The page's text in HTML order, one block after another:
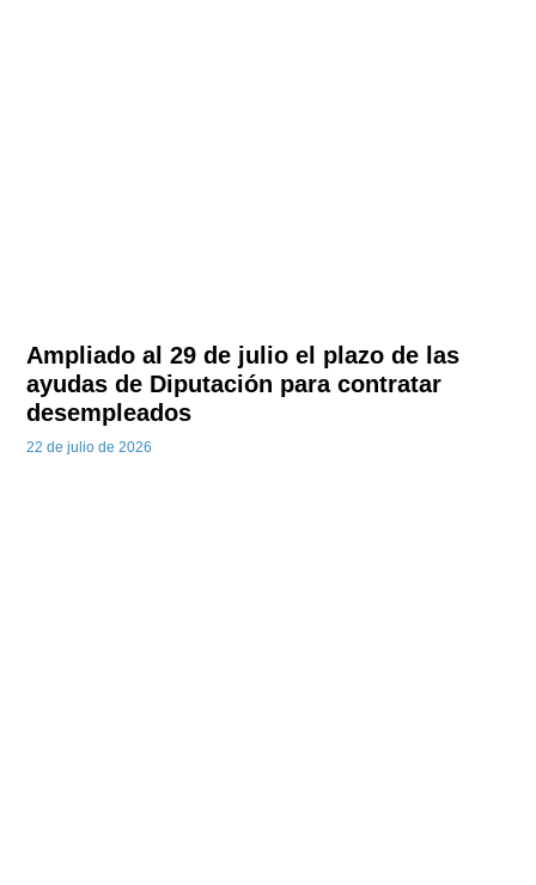
Ampliado al 29 de julio el plazo de las
ayudas de Diputación para contratar
desempleados
22 de julio de 2026